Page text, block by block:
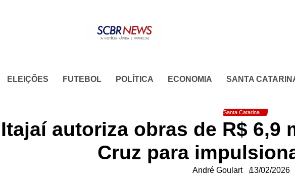
ELEIÇÕES FUTEBOL POLÍTICA ECONOMIA SANTA
Santa Catarina
Itajaí autoriza obras de R$ 6,9
Cruz para
André Goulart 13/02/2026